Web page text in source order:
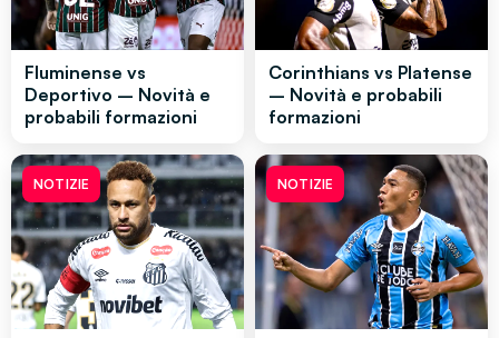
Fluminense vs
Deportivo – Novità e
probabili formazioni
Corinthians vs Platense
– Novità e probabili
formazioni
NOTIZIE NOTIZIE